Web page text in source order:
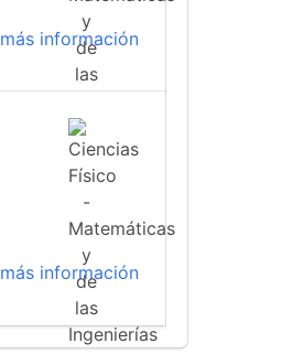
más información
más información